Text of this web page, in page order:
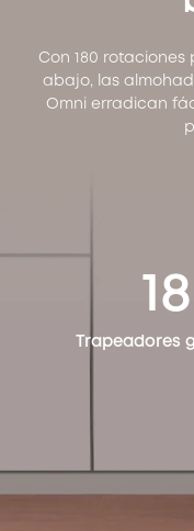
Con 180 rotaciones
abajo, las
Omni erradican
Trapeadores